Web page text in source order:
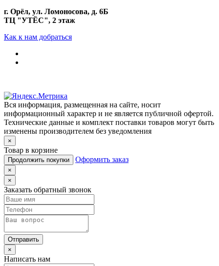
г. Орёл, ул. Ломоносова, д. 6Б
ТЦ "УТЁС", 2 этаж
Как к нам добраться
Вся информация, размещенная на сайте, носит
информационный характер и не является публичной офертой.
Технические данные и комплект поставки товаров могут быть
изменены производителем без уведомления
×
Товар в корзине
Продолжить покупки Оформить заказ
×
×
Заказать обратный звонок
Отправить
×
Написать нам